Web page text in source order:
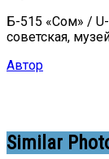
Б-515 «Сом» /
советская,
Автор
Similar